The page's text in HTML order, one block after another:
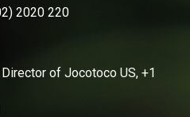
2020 220
of Jocotoco US, +1